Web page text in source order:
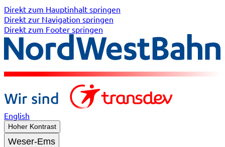
Direkt zum Hauptinhalt springen
Direkt zur Navigation springen
Direkt zum Footer springen
English
Hoher Kontrast
Weser-Ems